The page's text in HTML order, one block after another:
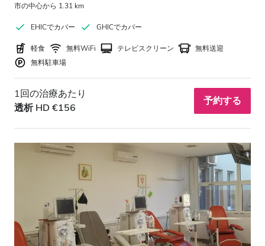
市の中心から 1.31 km
EHICでカバー GHICでカバー
軽食 無料WiFi テレビスクリーン
無料送迎
無料駐車場
1回の治療あたり
透析 HD €156
予約する